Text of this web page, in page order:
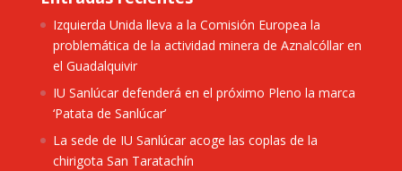
Izquierda Unida lleva a la Comisión Europea la
problemática de la actividad minera de Aznalcóllar en
el Guadalquivir
IU Sanlúcar defenderá en el próximo Pleno la marca
‘Patata de Sanlúcar’
La sede de IU Sanlúcar acoge las coplas de la
chirigota San Taratachín